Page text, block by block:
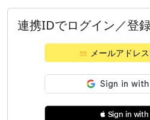
連携IDでログイン／登
メールアドレ
 Sign in with